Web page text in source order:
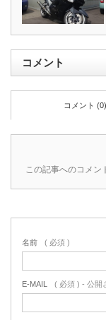
コメント
コメント (0)
この記事へのコメン
名前 ( 必須 )
E-MAIL ( 必須 ) - 公開